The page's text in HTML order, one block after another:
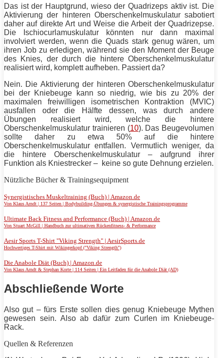
Das ist der Hauptgrund, wieso der Quadrizeps aktiv ist. Die
Aktivierung der hinteren Oberschenkelmuskulatur sabotiert
daher auf direkte Art und Weise die Arbeit der Quadrizepse.
Die Ischiocurlamuskulatur könnten nur dann maximal
involviert werden, wenn die Quads stark genug wären, um
ihren Job zu erledigen, während sie den Moment der Beuge
des Knies, der durch die hintere Oberschenkelmuskulatur
realisiert wird, komplett aufheben. Passiert da?
Nein. Die Aktivierung der hinteren Oberschenkelmuskulatur
bei der Kniebeuge kann so niedrig, wie bis zu 20% der
maximalen freiwilligen isometrischen Kontraktion (MVIC)
ausfallen oder die Hälfte dessen, was durch andere
Übungen realisiert wird, welche die hintere
Oberschenkelmuskulatur trainieren (10). Das Beugevolumen
sollte daher zu etwa 50% auf die hintere
Oberschenkelmuskulatur entfallen. Vermutlich weniger, da
die hintere Oberschenkelmuskulatur – aufgrund ihrer
Funktion als Kniestrecker – keine so gute Dehnung erzielen.
Nützliche Bücher & Trainingsequipment
Synergistisches Muskeltraining (Buch) | Amazon.de
Von Klaus Arndt | 137 Seiten | Bodybuilding-Übungen & synergistische Trainingsprogramme
Ultimate Back Fitness and Performance (Buch) | Amazon.de
Von Stuart McGill | Handbuch zur ultimativen Rückenfitness- & Performance
Aesir Sports T-Shirt "Viking Strength" | AesirSports.de
Hochwertiges T-Shirt mit Wikingerkopf ("Viking Strength")
Die Anabole Diät (Buch) | Amazon.de
Von Klaus Arndt & Stephan Korte | 114 Seiten | Ein Leitfaden für die Anabole Diät (AD)
Abschließende Worte
Also gut – fürs Erste sollen dies genug KniebeugeMythen
gewesen sein. Also ab dafür zum Curlen im
Kniebeuge-
Rack.
Quellen & Referenzen